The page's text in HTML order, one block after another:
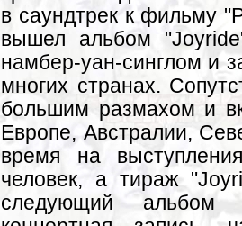
в саундтрек к фильму
вышел альбом
намбер-уан-синглом и
многих странах.
большим размахом и
Европе, Австралии,
время на
человек, а тираж
следующий альбом